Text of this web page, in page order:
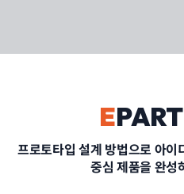
PORTFOLIO
EPART
프로토타입 설계 방법으로 아
중심 제품을 완성